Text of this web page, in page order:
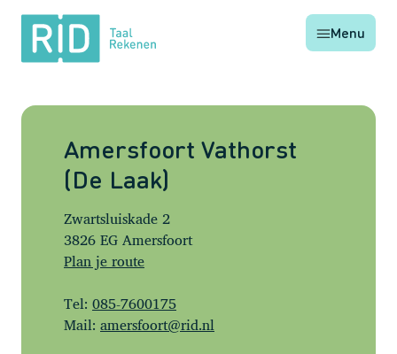
RID
Taal
Rekenen
Menu
Amersfoort Vathorst
(De Laak)
Zwartsluiskade 2
3826 EG Amersfoort
Plan je route
Tel: 085-7600175
Mail: amersfoort@rid.nl